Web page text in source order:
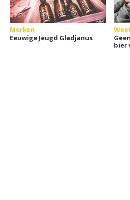
Merken
Eeuwige Jeugd Gladjanus
bier